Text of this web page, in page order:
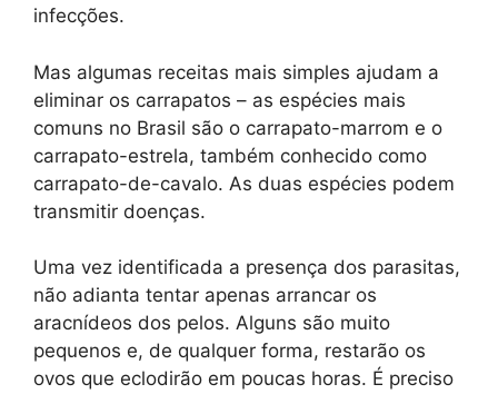
infecções.
Mas algumas receitas mais simples ajudam a
eliminar os carrapatos – as espécies mais
comuns no Brasil são o carrapato-marrom e o
carrapato-estrela, também conhecido como
carrapato-de-cavalo. As duas espécies podem
transmitir doenças.
Uma vez identificada a presença dos parasitas,
não adianta tentar apenas arrancar os
aracnídeos dos pelos. Alguns são muito
pequenos e, de qualquer forma, restarão os
ovos que eclodirão em poucas horas. É preciso